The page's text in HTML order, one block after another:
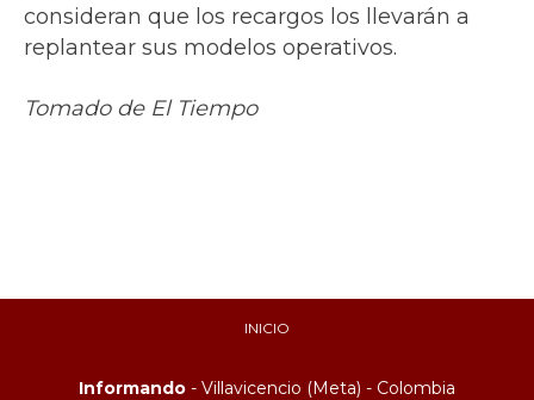
consideran que los recargos los llevarán a
replantear sus modelos operativos.
Tomado de El Tiempo
INICIO
Informando - Villavicencio (Meta) - Colombia